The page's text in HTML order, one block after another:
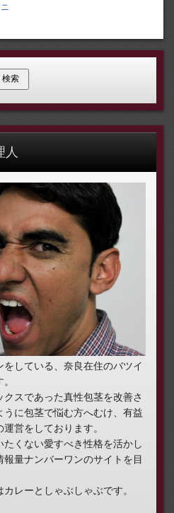
人
している、奈良在住のバツイ
スであった真性包茎を改善さ
に包茎で悩む方へむけ、有益
営をしております。
くない愛すべき性格を活かし
量ナンバーワンのサイトを目
レーとしゃぶしゃぶです。